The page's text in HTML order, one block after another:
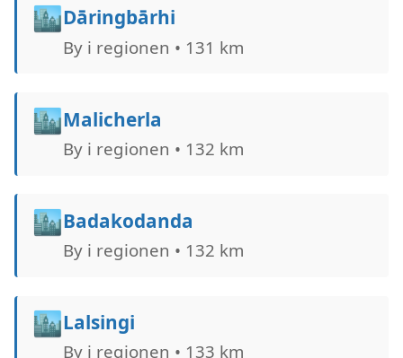
🏙️Dāringbārhi
By i regionen • 131 km
🏙️Malicherla
By i regionen • 132 km
🏙️Badakodanda
By i regionen • 132 km
🏙️Lalsingi
By i regionen • 133 km